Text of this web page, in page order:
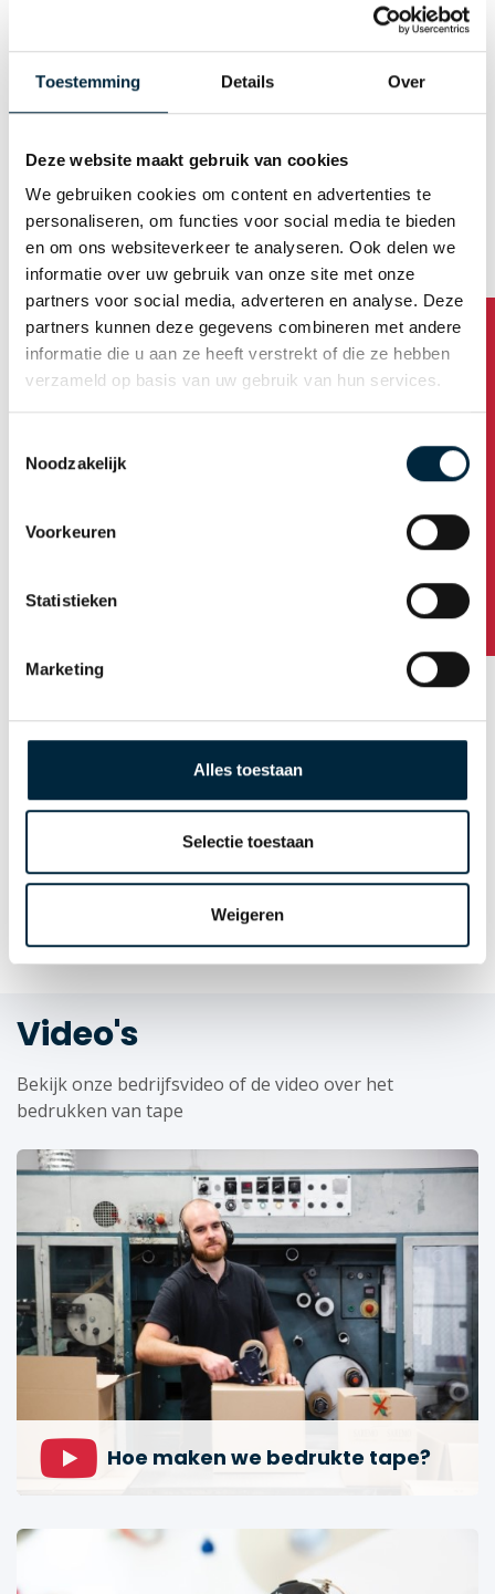
Toestemming Details Over
Deze website maakt gebruik van cookies
We gebruiken cookies om content en advertenties te
personaliseren, om functies voor social media te bieden
en om ons websiteverkeer te analyseren. Ook delen we
informatie over uw gebruik van onze site met onze
partners voor social media, adverteren en analyse. Deze
partners kunnen deze gegevens combineren met andere
informatie die u aan ze heeft verstrekt of die ze hebben
verzameld op basis van uw gebruik van hun services.
Noodzakelijk
Voorkeuren
Statistieken
Marketing
Alles toestaan
Selectie toestaan
Weigeren
Heeft u vragen?
Commercieel Medewerker Binnendienst
Open sollicitatie
Staat jou functie er niet bij? Bij Laro Tape is altijd plaats
voor aanpakkers. Wil jij ook een afwisselende baan met
oog voor jouw persoonlijke ontwikkeling?Stuur je
open sollicitatie (korte mail en C.V.) naarDetlef
Heeres(Operations TeamLeader).
Over Laro Tape
bij bestelling van
gepersonaliseerde
*alleen bij 50mm brede tape.
Ga naar bestellen
Video's
Bekijk onze bedrijfsvideo of de video over het
bedrukken van tape
Hoe maken we bedrukte tape?
Bekijk de video